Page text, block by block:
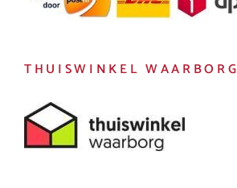
THUISWINKEL WAARBORG